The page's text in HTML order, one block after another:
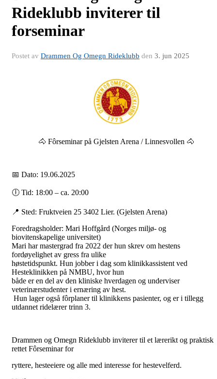
Rideklubb inviterer til
forseminar
Postet av Drammen Og Omegn Rideklubb den 3. jun 2025
🐴 Fôrseminar på Gjelsten Arena / Linnesvollen 🐴
📅 Dato: 19.06.2025
🕕 Tid: 18:00 – ca. 20:00
📍 Sted: Fruktveien 25 3402 Lier. (Gjelsten Arena)
Foredragsholder: Mari Hoffgård (Norges miljø- og
biovitenskapelige universitet)
Mari har mastergrad fra 2022 der hun skrev om hestens
fordøyelighet av gress fra ulike
høstetidspunkt. Hun jobber i dag som klinikkassistent ved
Hesteklinikken på NMBU, hvor hun
både er en del av den kliniske hverdagen og underviser
veterinærstudenter i ernæring av hest.
Hun lager også fôrplaner til klinikkens pasienter, og er i tillegg
utdannet ridelærer trinn 3.
Drammen og Omegn Rideklubb inviterer til et lærerikt og praktisk
rettet Fôrseminar for
ryttere, hesteeiere og alle med interesse for hestevelferd.